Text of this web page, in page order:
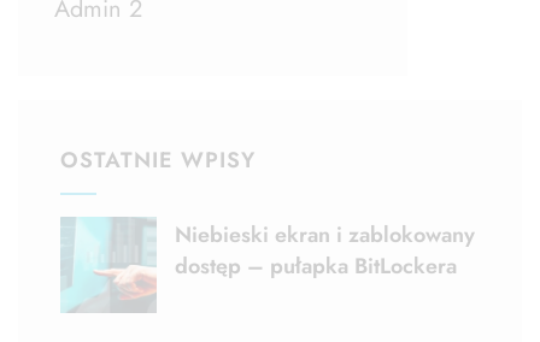
Admin 2
OSTATNIE WPISY
Niebieski ekran i zablokowany
dostęp – pułapka BitLockera